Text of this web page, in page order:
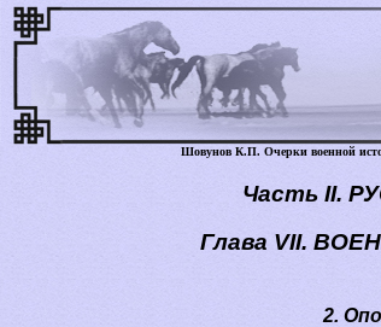
Шовунов К.П. Очерки военной
Часть II.
Глава VII.
2.